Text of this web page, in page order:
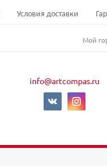
Условия доставки
Мой
info@artcompas.ru